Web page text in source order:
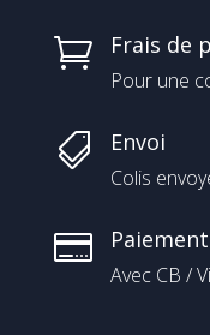
 Frais de
Pour une
 Envoi
Colis

Avec CB /